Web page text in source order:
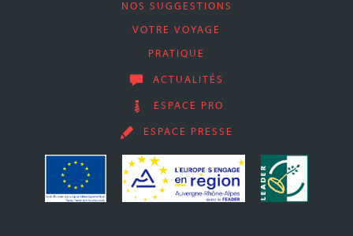
NOS SUGGESTIONS
VOTRE VOYAGE
PRATIQUE
ACTUALITÉS
ESPACE PRO
ESPACE PRESSE